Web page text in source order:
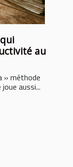
au
» méthode
aussi...